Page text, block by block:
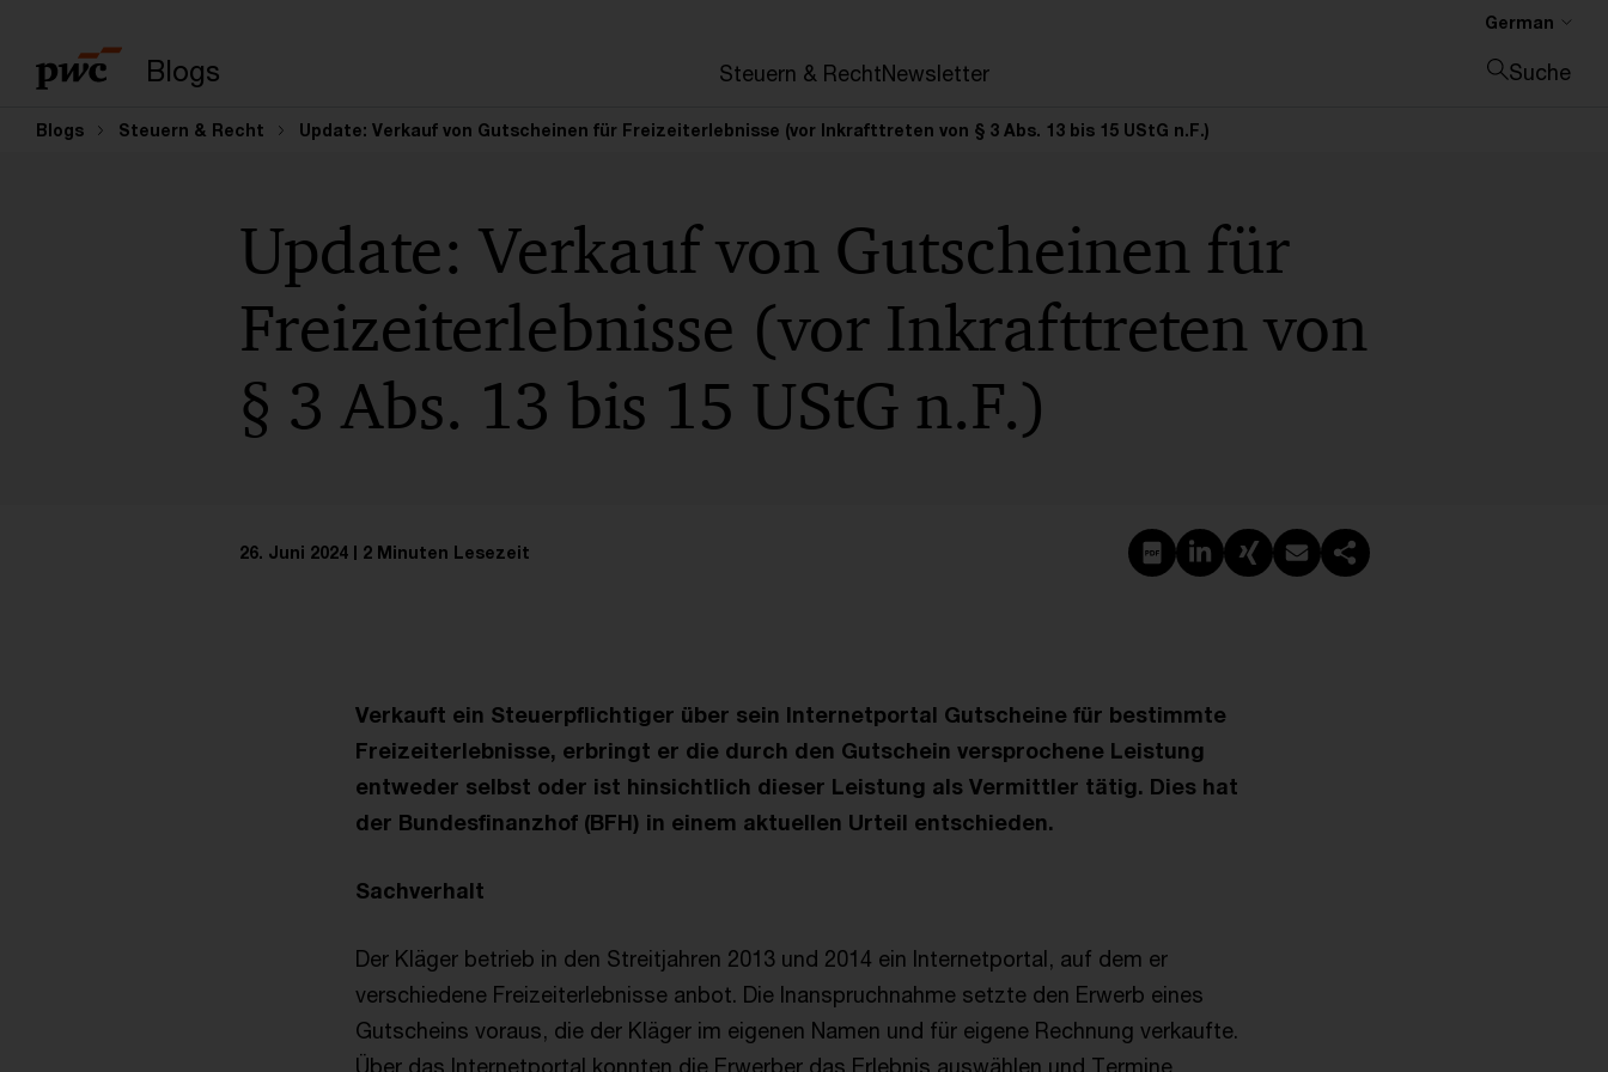
Blogs Steuern & RechtNewsletter
German
Suche
Blogs Steuern & Recht Update: Verkauf von Gutscheinen für Freizeiterlebnisse (vor Inkrafttreten von § 3 Abs. 13 bis 15 UStG n.F.)
Update: Verkauf von Gutscheinen für
Freizeiterlebnisse (vor Inkrafttreten von
§ 3 Abs. 13 bis 15 UStG n.F.)
26. Juni 2024 2 Minuten Lesezeit PDF erstellen
Auf LinkedIn teilen
Auf Xing teilen
Per E-Mail teilen
Link kopieren
Verkauft ein Steuerpflichtiger über sein Internetportal Gutscheine für bestimmte
Freizeiterlebnisse, erbringt er die durch den Gutschein versprochene Leistung
entweder selbst oder ist hinsichtlich dieser Leistung als Vermittler tätig. Dies hat
der Bundesfinanzhof (BFH) in einem aktuellen Urteil entschieden.
Sachverhalt
Der Kläger betrieb in den Streitjahren 2013 und 2014 ein Internetportal, auf dem er
verschiedene Freizeiterlebnisse anbot. Die Inanspruchnahme setzte den Erwerb eines
Gutscheins voraus, die der Kläger im eigenen Namen und für eigene Rechnung verkaufte.
Über das Internetportal konnten die Erwerber das Erlebnis auswählen und Termine